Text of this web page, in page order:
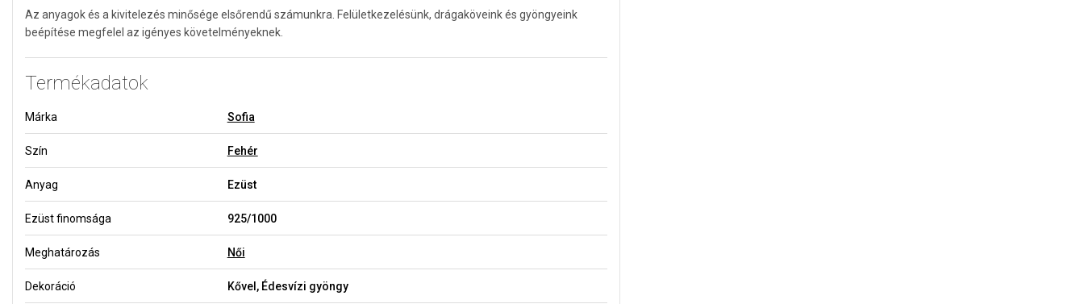
Az anyagok és a kivitelezés minősége elsőrendű számunkra. Felületkezelésünk, drágaköveink és gyöngyeink
beépítése megfelel az igényes követelményeknek.
Termékadatok
Márka Sofia
Szín Fehér
Anyag Ezüst
Ezüst finomsága 925/1000
Meghatározás Női
Dekoráció Kővel, Édesvízi gyöngy